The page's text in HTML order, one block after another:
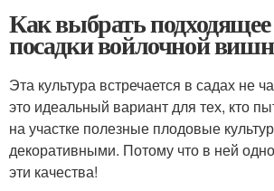
Как выбрать
посадки войлочной
Эта культура встречается в садах не
это идеальный вариант для тех, кто
на участке полезные плодовые
декоративными. Потому что в ней
эти качества!